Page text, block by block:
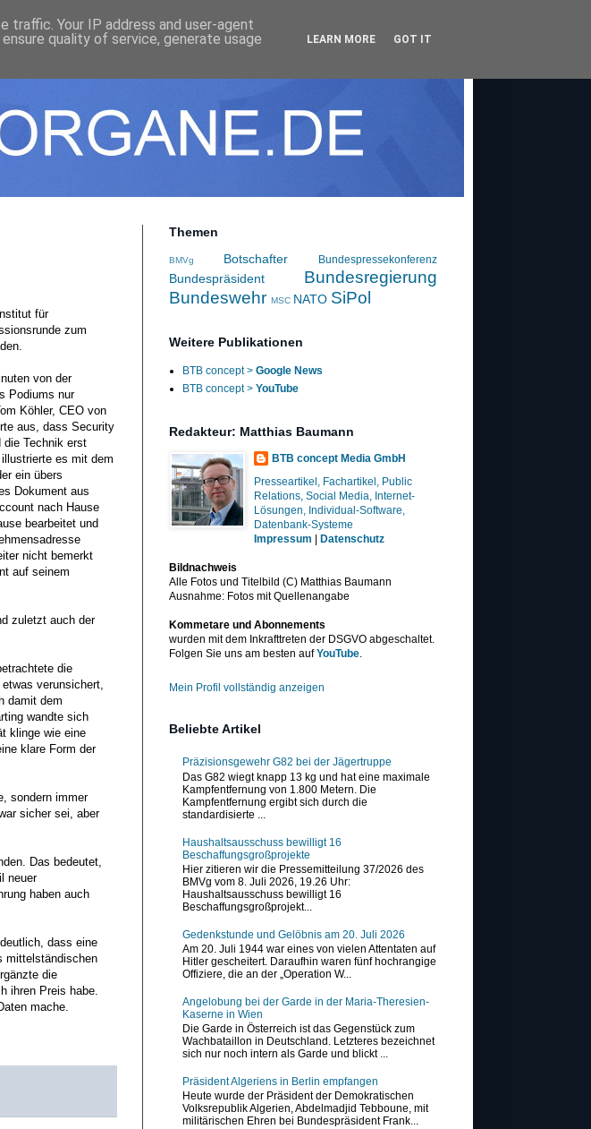
für
zum
von der
Podiums nur
Köhler, CEO von
aus, dass Security
die Technik erst
es mit dem
ein übers
Dokument aus
nach Hause
bearbeitet und
nicht bemerkt
auf seinem
zuletzt auch der
die
verunsichert,
damit dem
wandte sich
klinge wie eine
klare Form der
sondern immer
sicher sei, aber
Das bedeutet,
neuer
haben auch
dass eine
mittelständischen
die
ihren Preis habe.
mache.
Themen
BMVg Botschafter Bundespressekonferenz
Bundespräsident
Bundesregierung
Bundeswehr MSC NATO SiPol
Weitere Publikationen
BTB concept > Google News
BTB concept > YouTube
Redakteur: Matthias Baumann
BTB concept Media GmbH
Presseartikel, Fachartikel, Public
Relations, Social Media, Internet-
Lösungen, Individual-Software,
Datenbank-Systeme
Impressum
Datenschutz
Bildnachweis
Alle Fotos und Titelbild (C) Matthias Baumann
Ausnahme: Fotos mit Quellenangabe
Kommetare und Abonnements
wurden mit dem Inkrafttreten der DSGVO abgeschaltet.
Folgen Sie uns am besten aufYouTube.
Mein Profil vollständig anzeigen
Beliebte Artikel
Präzisionsgewehr G82 bei der Jägertruppe
Das G82 wiegt knapp 13 kg und hat eine maximale
Kampfentfernung von 1.800 Metern. Die
Kampfentfernung ergibt sich durch die
standardisierte ...
Haushaltsausschuss bewilligt 16
Beschaffungsgroßprojekte
Hier zitieren wir die Pressemitteilung 37/2026 des
BMVg vom 8. Juli 2026, 19.26 Uhr:
Haushaltsausschuss bewilligt 16
Beschaffungsgroßprojekt...
Gedenkstunde und Gelöbnis am 20. Juli 2026
Am 20. Juli 1944 war eines von vielen Attentaten auf
Hitler gescheitert. Daraufhin waren fünf hochrangige
Offiziere, die an der „Operation W...
Angelobung bei der Garde in der Maria-Theresien-
Kaserne in Wien
Die Garde in Österreich ist das Gegenstück zum
Wachbataillon in Deutschland. Letzteres bezeichnet
sich nur noch intern als Garde und blickt ...
Präsident Algeriens in Berlin empfangen
Heute wurde der Präsident der Demokratischen
Volksrepublik Algerien, Abdelmadjid Tebboune, mit
militärischen Ehren bei Bundespräsident Frank...
traffic. Your IP address and user-agent
quality of service, generate usage
LEARN MORE GOT IT